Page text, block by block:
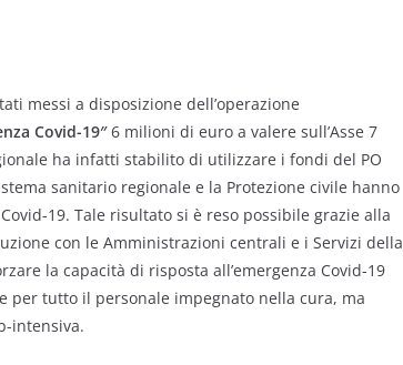
messi a disposizione dell’operazione
Covid-19″6 milioni di euro a valere sull’Asse 7
ha infatti stabilito di utilizzare i fondi del PO
sanitario regionale e la Protezione civile hanno
19. Tale risultato si è reso possibile grazie alla
con le Amministrazioni centrali e i Servizi della
la capacità di risposta all’emergenza Covid-19
per tutto il personale impegnato nella cura, ma
intensiva.